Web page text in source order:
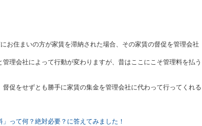
お住まいの方が家賃を滞納された場合、その家賃の督促を管理会社
理会社によって行動が変わりますが、昔はここにこそ管理料を払う
促をせずとも勝手に家賃の集金を管理会社に代わって行ってくれる
って何？絶対必要？に答えてみました！